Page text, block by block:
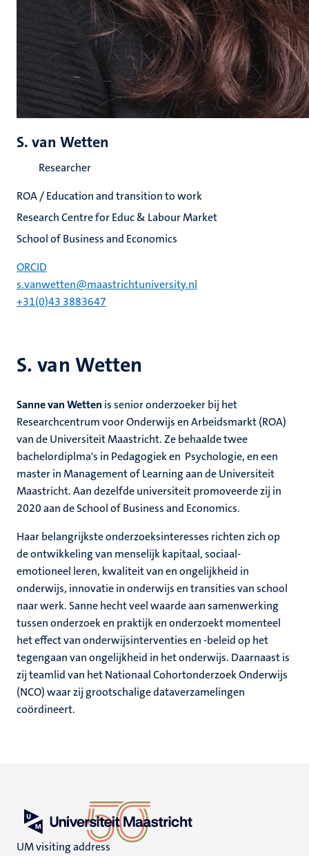
S. van Wetten
Sanne van Wetten is senior onderzoeker bij het
Researchcentrum voor Onderwijs en Arbeidsmarkt (ROA)
van de Universiteit Maastricht. Ze behaalde twee
bachelordiplma's in Pedagogiek en Psychologie, en een
master in Management of Learning aan de Universiteit
Maastricht. Aan dezelfde universiteit promoveerde zij in
2020 aan de School of Business and Economics.
Haar belangrijkste onderzoeksinteresses richten zich op
de ontwikkeling van menselijk kapitaal, sociaal-
emotioneel leren, kwaliteit van en ongelijkheid in
onderwijs, innovatie in onderwijs en transities van school
naar werk. Sanne hecht veel waarde aan samenwerking
tussen onderzoek en praktijk en onderzoekt momenteel
het effect van onderwijsinterventies en -beleid op het
tegengaan van ongelijkheid in het onderwijs. Daarnaast is
zij teamlid van het Nationaal Cohortonderzoek Onderwijs
(NCO) waar zij grootschalige dataverzamelingen
coördineert.
S. van Wetten
Researcher
ROA / Education and transition to work
Research Centre for Educ & Labour Market
School of Business and Economics
ORCID
s.vanwetten@maastrichtuniversity.nl
+31(0)43 3883647
UM visiting address